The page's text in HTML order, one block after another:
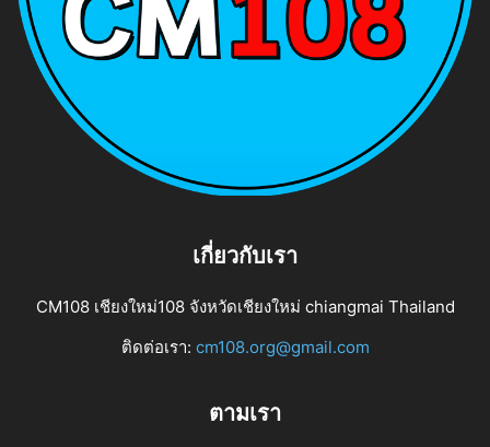
เกี่ยวกับเรา
CM108 เชียงใหม่108 จังหวัดเชียงใหม่ chiangmai Thailand
ติดต่อเรา: cm108.org@gmail.com
ตามเรา